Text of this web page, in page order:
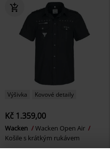
Výšivka Kovové detaily
Kč 1.359,00
Wacken
Wacken Open Air
Košile s krátkým rukávem